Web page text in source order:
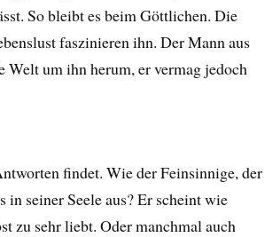
So bleibt es beim Göttlichen. Die
faszinieren ihn. Der Mann aus
um ihn herum, er vermag jedoch
findet. Wie der Feinsinnige, der
seiner Seele aus? Er scheint wie
zu sehr liebt. Oder manchmal auch